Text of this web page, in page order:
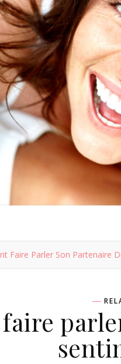
Faire Parler Son Partenaire
Faites votre